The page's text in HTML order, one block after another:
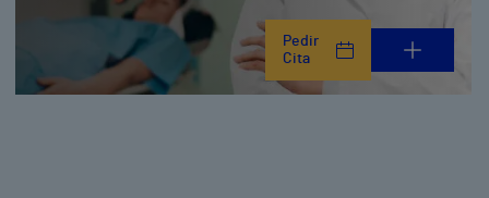
Pedir
Cita